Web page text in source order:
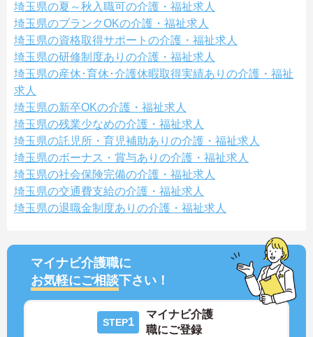
埼玉県の夏～秋入職可の介護・福祉求人
埼玉県のブランクOKの介護・福祉求人
埼玉県の資格取得サポートの介護・福祉求人
埼玉県の研修制度ありの介護・福祉求人
埼玉県の産休･育休･介護休暇取得実績ありの介護・福祉
求人
埼玉県の新卒OKの介護・福祉求人
埼玉県の残業少なめの介護・福祉求人
埼玉県の託児所・育児補助ありの介護・福祉求人
埼玉県のボーナス・賞与ありの介護・福祉求人
埼玉県の社会保険完備の介護・福祉求人
埼玉県の交通費支給の介護・福祉求人
埼玉県の退職金制度ありの介護・福祉求人
マイナビ介護職に
お気軽にご相談下さい！
STEP1
マイナビ介護
職にご登録